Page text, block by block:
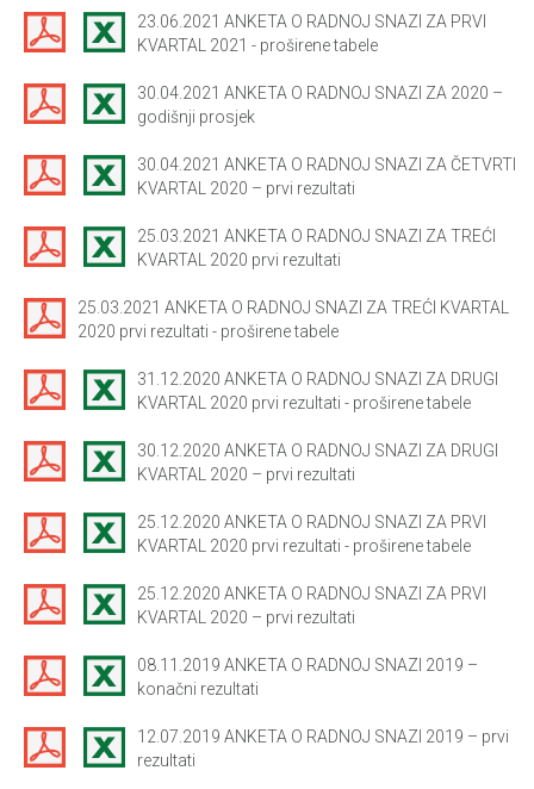
23.06.2021 ANKETA O RADNOJ SNAZI ZA PRVI
KVARTAL 2021 - proširene tabele
30.04.2021 ANKETA O RADNOJ SNAZI ZA 2020 –
godišnji prosjek
30.04.2021 ANKETA O RADNOJ SNAZI ZA ČETVRTI
KVARTAL 2020 – prvi rezultati
25.03.2021 ANKETA O RADNOJ SNAZI ZA TREĆI
KVARTAL 2020 prvi rezultati
25.03.2021 ANKETA O RADNOJ SNAZI ZA TREĆI KVARTAL
2020 prvi rezultati - proširene tabele
31.12.2020 ANKETA O RADNOJ SNAZI ZA DRUGI
KVARTAL 2020 prvi rezultati - proširene tabele
30.12.2020 ANKETA O RADNOJ SNAZI ZA DRUGI
KVARTAL 2020 – prvi rezultati
25.12.2020 ANKETA O RADNOJ SNAZI ZA PRVI
KVARTAL 2020 prvi rezultati - proširene tabele
25.12.2020 ANKETA O RADNOJ SNAZI ZA PRVI
KVARTAL 2020 – prvi rezultati
08.11.2019 ANKETA O RADNOJ SNAZI 2019 –
konačni rezultati
12.07.2019 ANKETA O RADNOJ SNAZI 2019 – prvi
rezultati